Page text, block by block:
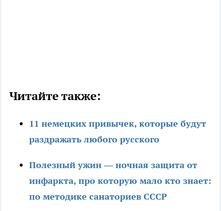
Читайте также:
11 немецких привычек, которые будут
раздражать любого русского
Полезный ужин — ночная защита от
инфаркта, про которую мало кто знает:
по методике санаториев СССР